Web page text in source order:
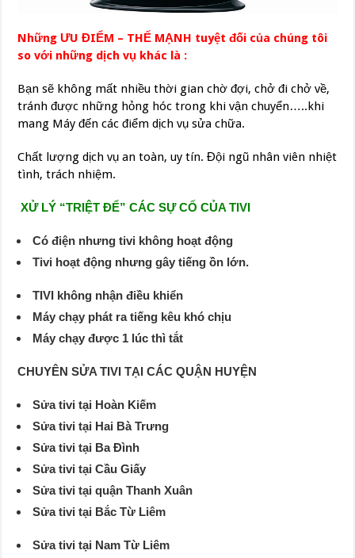
Những ƯU ĐIỂM – THẾ MẠNH tuyệt đối của chúng tôi
so với những dịch vụ khác là :
Bạn sẽ không mất nhiều thời gian chờ đợi, chở đi chở về,
tránh được những hỏng hóc trong khi vận chuyển…..khi
mang Máy đến các điểm dịch vụ sửa chữa.
Chất lượng dịch vụ an toàn, uy tín. Đội ngũ nhân viên nhiệt
tình, trách nhiệm.
XỬ LÝ “TRIỆT ĐỂ” CÁC SỰ CỐ CỦA TIVI
Có điện nhưng tivi không hoạt động
Tivi hoạt động nhưng gây tiếng ồn lớn.
TIVI không nhận điều khiển
Máy chạy phát ra tiếng kêu khó chịu
Máy chạy được 1 lúc thì tắt
CHUYÊN SỬA TIVI TẠI CÁC QUẬN HUYỆN
Sửa tivi tại Hoàn Kiếm
Sửa tivi tại Hai Bà Trưng
Sửa tivi tại Ba Đình
Sửa tivi tại Cầu Giấy
Sửa tivi tại quận Thanh Xuân
Sửa tivi tại Bắc Từ Liêm
Sửa tivi tại Nam Từ Liêm